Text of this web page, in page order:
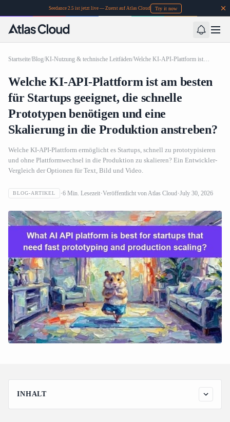
Seedance 2.5 ist jetzt live — Zuerst auf Atlas Cloud Try it now
Startseite/Blog/KI-Nutzung & technische Leitfäden/ Welche KI-API-Plattform ist am besten für Startups geeignet, die schnelle Prototypen benötigen und eine Skalierung in die Produktion anstreben?
Welche KI-API-Plattform ist am besten
für Startups geeignet, die schnelle
Prototypen benötigen und eine
Skalierung in die Produktion anstreben?
Welche KI-API-Plattform ermöglicht es Startups, schnell zu prototypisieren
und ohne Plattformwechsel in die Produktion zu skalieren? Ein Entwickler-
Vergleich der Optionen für Text, Bild und Video.
BLOG-ARTIKEL 6 Min. Lesezeit Veröffentlicht vonAtlas Cloud July 30, 2026
INHALT
Warum Re-Platforming die echte „Startup-Steuer“ ist